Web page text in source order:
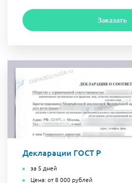
Заказать
Декларации ГОСТ Р
за 5 дней
Цена: от 8 000 рублей